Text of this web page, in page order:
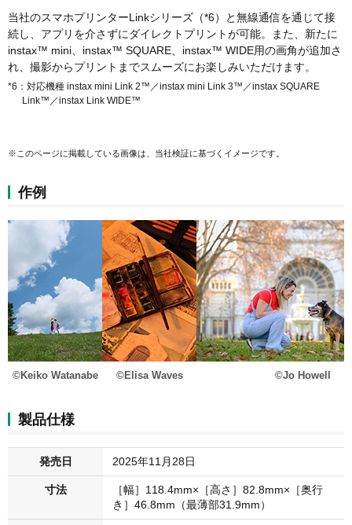
当社のスマホプリンターLinkシリーズ（*6）と無線通信を通じて接
続し、アプリを介さずにダイレクトプリントが可能。また、新たに
instax™ mini、instax™ SQUARE、instax™ WIDE用の画角が追加さ
れ、撮影からプリントまでスムーズにお楽しみいただけます。
*6：対応機種 instax mini Link 2™／instax mini Link 3™／instax SQUARE
Link™／instax Link WIDE™
※このページに掲載している画像は、当社検証に基づくイメージです。
作例
©Keiko Watanabe ©Elisa Waves ©Jo Howell
製品仕様
発売日 2025年11月28日
寸法
［幅］118.4mm×［高さ］82.8mm×［奥行
き］46.8mm（最薄部31.9mm）